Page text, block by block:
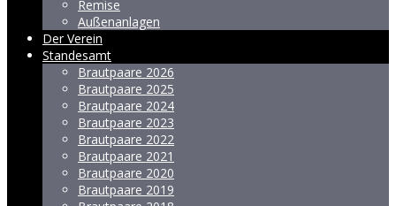
Remise
Außenanlagen
Der Verein
Standesamt
Brautpaare 2026
Brautpaare 2025
Brautpaare 2024
Brautpaare 2023
Brautpaare 2022
Brautpaare 2021
Brautpaare 2020
Brautpaare 2019